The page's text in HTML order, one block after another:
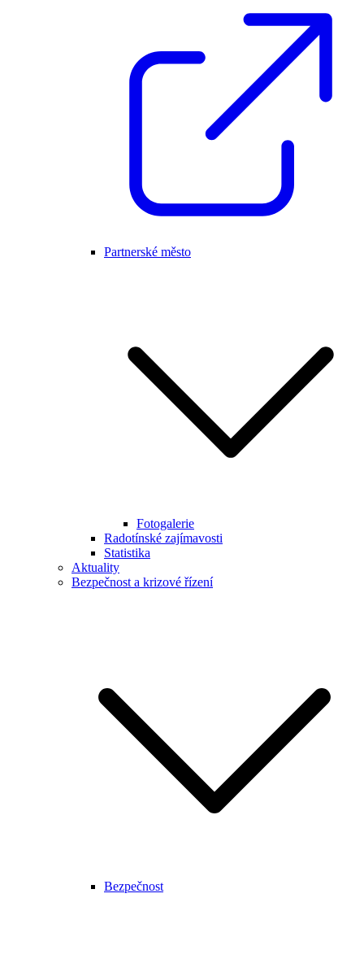
Partnerské město
Fotogalerie
Radotínské zajímavosti
Statistika
Aktuality
Bezpečnost a krizové řízení
Bezpečnost